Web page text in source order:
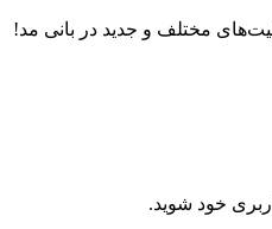
مختلف و جدید در بانی مد!
خود شوید.